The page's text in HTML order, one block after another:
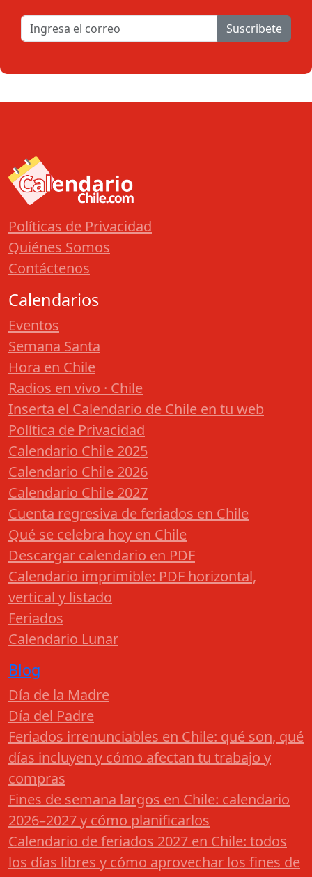
Suscribete
Políticas de Privacidad
Quiénes Somos
Contáctenos
Calendarios
Eventos
Semana Santa
Hora en Chile
Radios en vivo · Chile
Inserta el Calendario de Chile en tu web
Política de Privacidad
Calendario Chile 2025
Calendario Chile 2026
Calendario Chile 2027
Cuenta regresiva de feriados en Chile
Qué se celebra hoy en Chile
Descargar calendario en PDF
Calendario imprimible: PDF horizontal,
vertical y listado
Feriados
Calendario Lunar
Blog
Día de la Madre
Día del Padre
Feriados irrenunciables en Chile: qué son, qué
días incluyen y cómo afectan tu trabajo y
compras
Fines de semana largos en Chile: calendario
2026–2027 y cómo planificarlos
Calendario de feriados 2027 en Chile: todos
los días libres y cómo aprovechar los fines de